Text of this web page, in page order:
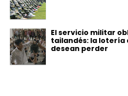
El servicio militar
tailandés: la lotería
desean perder